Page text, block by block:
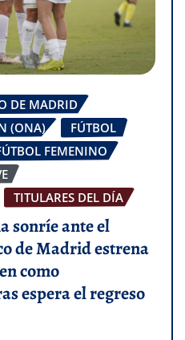
DE MADRID
(ONA)
FÚTBOL
FEMENINO
TITULARES DEL DÍA
sonríe ante el
de Madrid estrena
como
espera el regreso